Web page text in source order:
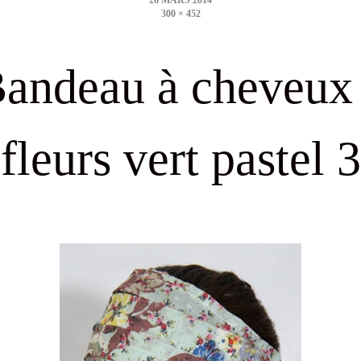
size
à
fleurs vert pastel 3